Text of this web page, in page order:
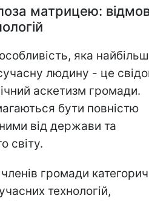
матрицею:
яка
людину - це
аскетизм громади.
бути повністю
від держави та
світу.
громади
технологій,